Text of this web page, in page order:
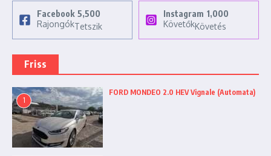
Facebook 5,500
RajongókTetszik
Instagram 1,000
KövetőkKövetés
Friss
1
FORD MONDEO 2.0 HEV Vignale (Automata)